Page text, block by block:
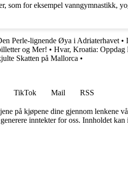
som for eksempel
Perle-lignende Øya i Adriaterhavet •
og Mer! • Hvar, Kroatia: Oppdag
Skatten på Mallorca •
TikTok Mail
RSS
på kjøpene dine gjennom lenkene
inntekter for oss. Innholdet